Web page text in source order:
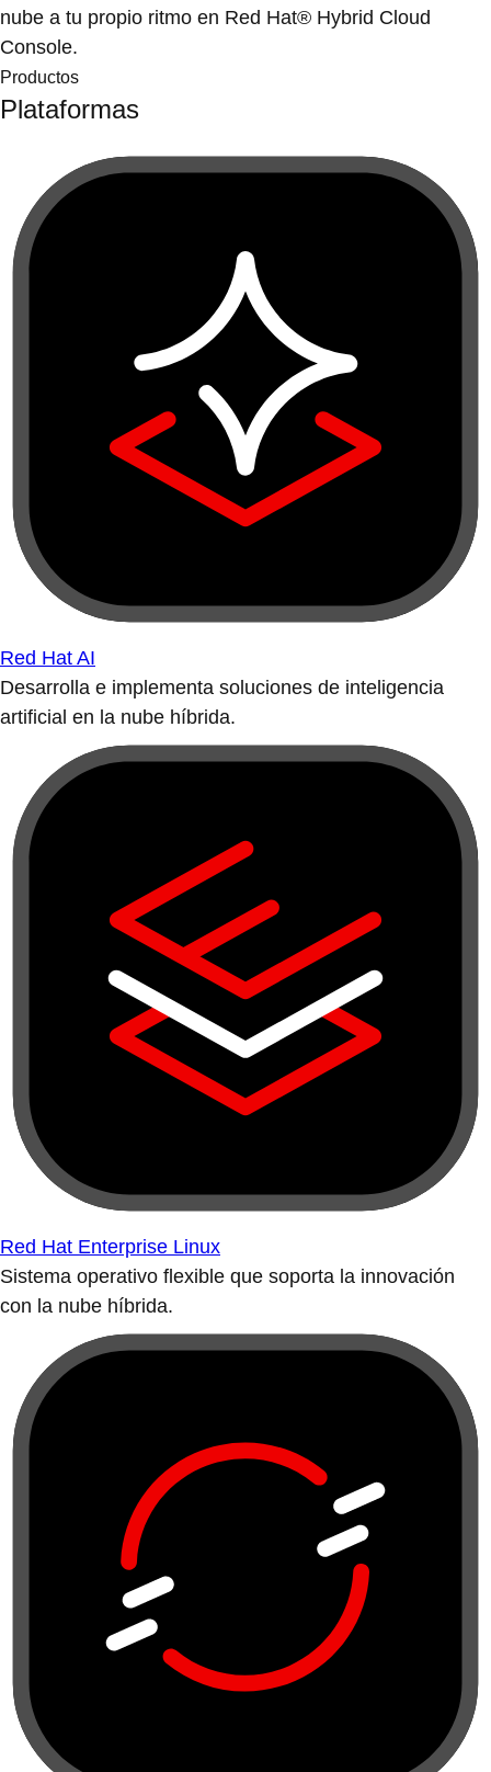
nube a tu propio ritmo en Red Hat® Hybrid Cloud
Console.
Productos
Plataformas
Red Hat AI
Desarrolla e implementa soluciones de inteligencia
artificial en la nube híbrida.
Red Hat Enterprise Linux
Sistema operativo flexible que soporta la innovación
con la nube híbrida.